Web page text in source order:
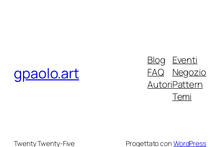
gpaolo.art
Blog
FAQ
Autori
Eventi
Negozio
Pattern
Temi
Twenty Twenty-Five Progettato conWordPress